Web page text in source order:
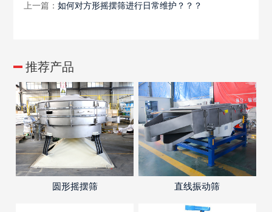
上一篇： 如何对方形摇摆筛进行日常维护？？？
推荐产品
圆形摇摆筛 直线振动筛